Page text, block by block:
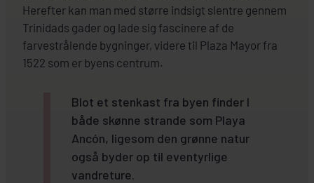
Herefter kan man med større indsigt slentre gennem
Trinidads gader og lade sig fascinere af de
farvestrålende bygninger, videre til Plaza Mayor fra
1522 som er byens centrum.
Blot et stenkast fra byen finder I
både skønne strande som Playa
Ancón, ligesom den grønne natur
også byder op til eventyrlige
vandreture.